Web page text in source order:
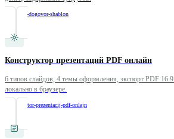
brachnyj-dogovor-shablon
Конструктор презентаций PDF онлайн
6 типов слайдов, 4 темы оформления, экспорт PDF 16:9
локально в браузере.
konstruktor-prezentacij-pdf-onlajn